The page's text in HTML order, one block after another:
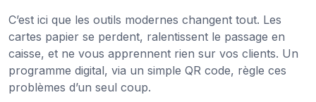
C’est ici que les outils modernes changent tout. Les
cartes papier se perdent, ralentissent le passage en
caisse, et ne vous apprennent rien sur vos clients. Un
programme digital, via un simple QR code, règle ces
problèmes d’un seul coup.